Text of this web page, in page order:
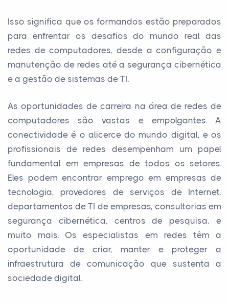
Isso significa que os formandos estão preparados
para enfrentar os desafios do mundo real das
redes de computadores, desde a configuração e
manutenção de redes até a segurança cibernética
e a gestão de sistemas de TI.
As oportunidades de carreira na área de redes de
computadores são vastas e empolgantes. A
conectividade é o alicerce do mundo digital, e os
profissionais de redes desempenham um papel
fundamental em empresas de todos os setores.
Eles podem encontrar emprego em empresas de
tecnologia, provedores de serviços de Internet,
departamentos de TI de empresas, consultorias em
segurança cibernética, centros de pesquisa, e
muito mais. Os especialistas em redes têm a
oportunidade de criar, manter e proteger a
infraestrutura de comunicação que sustenta a
sociedade digital.